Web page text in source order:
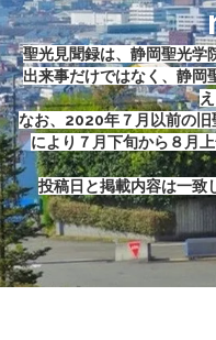
聖光見聞録は、静岡聖光学
出来事だけではなく、静岡
なお、2020年７月以前の旧
により ７月下旬から８月
投稿日と掲載内容は一致